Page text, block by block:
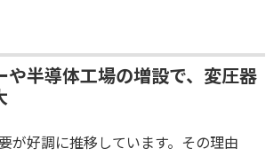
や半導体工場の増設で、変圧器
が好調に推移しています。その理由